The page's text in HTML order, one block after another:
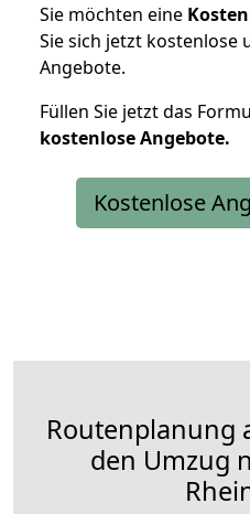
Sie möchten eine
Sie sich jetzt kostenlose
Angebote.
Füllen Sie jetzt das
kostenloseAngebote.
Kostenlose
Routenplanung
den Umzug